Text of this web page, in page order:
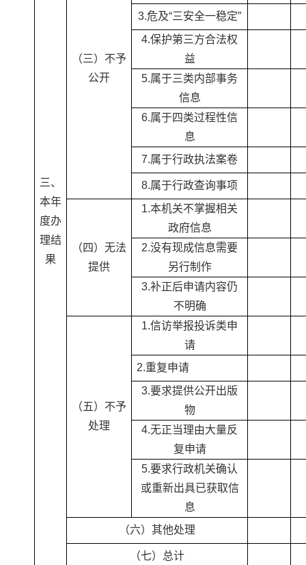
三、
本年
度办
理结
果
（三）不予
公开
3.危及“三安全一稳定”
4.保护第三方合法权
益
5.属于三类内部事务
信息
6.属于四类过程性信
息
7.属于行政执法案卷
8.属于行政查询事项
（四）无法
提供
1.本机关不掌握相关
政府信息
2.没有现成信息需要
另行制作
3.补正后申请内容仍
不明确
（五）不予
处理
1.信访举报投诉类申
请
2.重复申请
3.要求提供公开出版
物
4.无正当理由大量反
复申请
5.要求行政机关确认
或重新出具已获取信
息
（六）其他处理
（七）总计